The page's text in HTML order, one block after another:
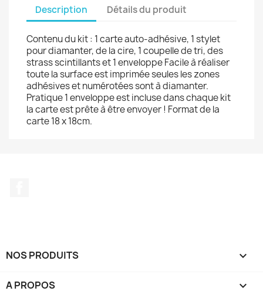
Description Détails du produit
Contenu du kit : 1 carte auto-adhésive, 1 stylet
pour diamanter, de la cire, 1 coupelle de tri, des
strass scintillants et 1 enveloppe Facile à réaliser
toute la surface est imprimée seules les zones
adhésives et numérotées sont à diamanter.
Pratique 1 enveloppe est incluse dans chaque kit
la carte est prête à être envoyer ! Format de la
carte 18 x 18cm.
NOS PRODUITS 
A PROPOS 